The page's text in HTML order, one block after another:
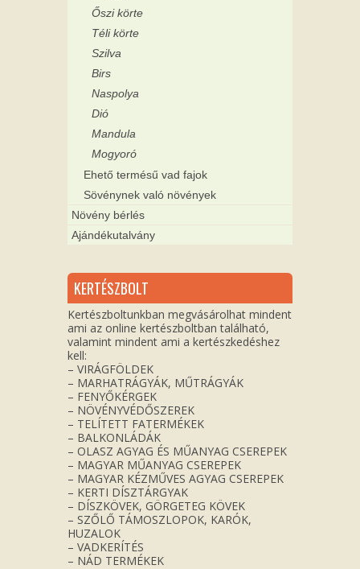
Őszi körte
Téli körte
Szilva
Birs
Naspolya
Dió
Mandula
Mogyoró
Ehető termésű vad fajok
Sövénynek való növények
Növény bérlés
Ajándékutalvány
KERTÉSZBOLT
Kertészboltunkban megvásárolhat mindent
ami az online kertészboltban található,
valamint mindent ami a kertészkedéshez
kell:
– VIRÁGFÖLDEK
– MARHATRÁGYÁK, MŰTRÁGYÁK
– FENYŐKÉRGEK
– NÖVÉNYVÉDŐSZEREK
– TELÍTETT FATERMÉKEK
– BALKONLÁDÁK
– OLASZ AGYAG ÉS MŰANYAG CSEREPEK
– MAGYAR MŰANYAG CSEREPEK
– MAGYAR KÉZMŰVES AGYAG CSEREPEK
– KERTI DÍSZTÁRGYAK
– DÍSZKÖVEK, GÖRGETEG KÖVEK
– SZŐLŐ TÁMOSZLOPOK, KARÓK,
HUZALOK
– VADKERÍTÉS
– NÁD TERMÉKEK